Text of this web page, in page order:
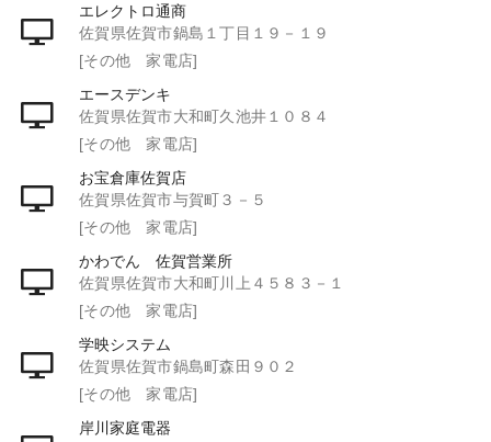
エレクトロ通商
佐賀県佐賀市鍋島１丁目１９－１９
[その他 家電店]
エースデンキ
佐賀県佐賀市大和町久池井１０８４
[その他 家電店]
お宝倉庫佐賀店
佐賀県佐賀市与賀町３－５
[その他 家電店]
かわでん 佐賀営業所
佐賀県佐賀市大和町川上４５８３－１
[その他 家電店]
学映システム
佐賀県佐賀市鍋島町森田９０２
[その他 家電店]
岸川家庭電器